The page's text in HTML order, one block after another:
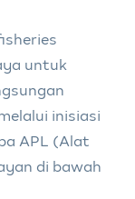
untuk
inisiasi
APL (Alat
di bawah